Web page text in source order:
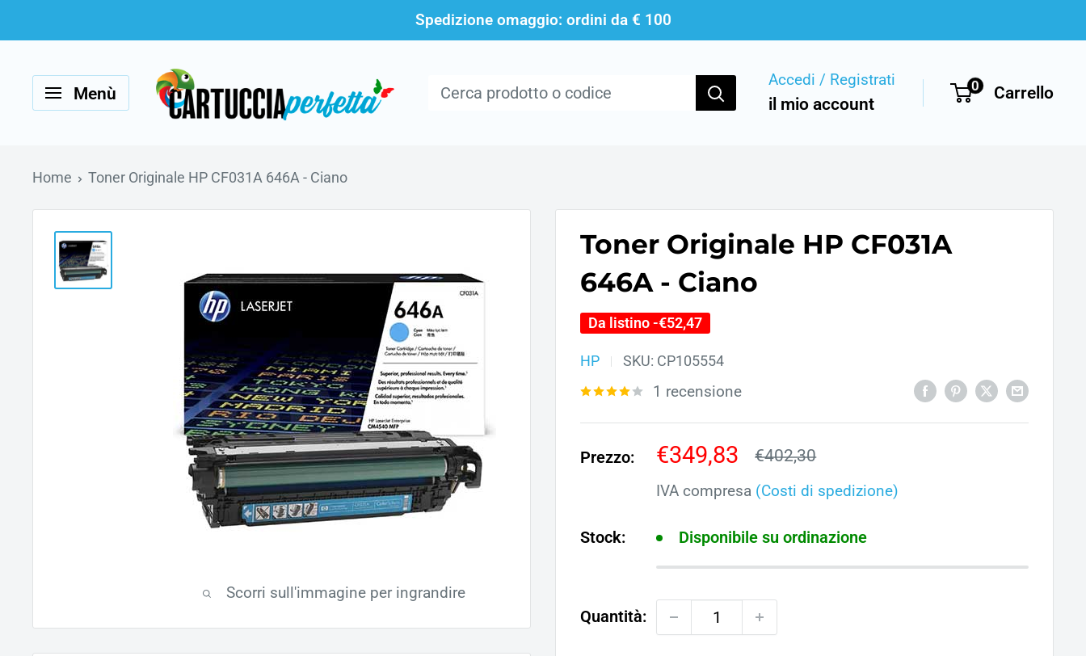
al
contenuto
Spedizione omaggio: ordini da € 100
Menù
Cartucciaperfetta Accedi / Registrati
il mio account
0 Carrello
Home Toner Originale HP CF031A 646A - Ciano
Scorri sull'immagine per ingrandire
Toner Originale HP CF031A
646A - Ciano
Da listino -€52,47
HP SKU: CP105554
1 recensione
Prezzo:
Prezzo
scontato
€349,83 Prezzo
€402,30
IVA compresa (Costi di spedizione)
Stock: Disponibile su ordinazione
Quantità: